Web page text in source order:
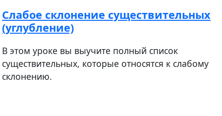
Слабое склонение существительных
(углубление)
В этом уроке вы выучите полный список
существительных, которые относятся к слабому
склонению.